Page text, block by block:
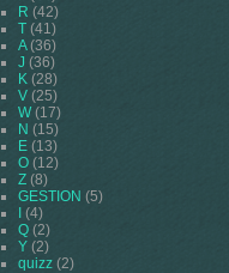
R (42)
T (41)
A(36)
J (36)
K (28)
V (25)
W(17)
N (15)
E (13)
O (12)
Z (8)
GESTION (5)
(4)
Q (2)
Y (2)
quizz (2)